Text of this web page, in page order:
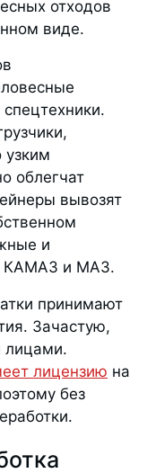
отходов
виде.
узким
облегчат
вывозят
и
КАМАЗ и МАЗ.
принимают
Зачастую,
лицами.
лицензию на
без